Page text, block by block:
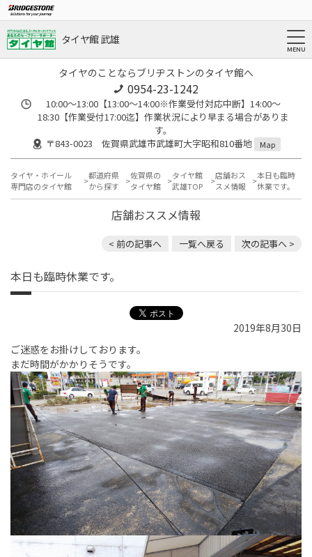
タイヤ館 武雄
タイヤのことならブリヂストンのタイヤ館へ
0954-23-1242
10:00～13:00【13:00～14:00※作業受付対応中断】14:00～
18:30【作業受付17:00迄】作業状況により早まる場合がありま
す。
〒843-0023 佐賀県武雄市武雄町大字昭和810番地
Map
タイヤ・ホイール
専門店のタイヤ館
都道府県
から探す
佐賀県の
タイヤ館
タイヤ館
武雄TOP
店舗おス
スメ情報
本日も臨時
休業です。
店舗おススメ情報
< 前の記事へ 一覧へ戻る 次の記事へ >
本日も臨時休業です。
2019年8月30日
ご迷惑をお掛けしております。
まだ時間がかかりそうです。